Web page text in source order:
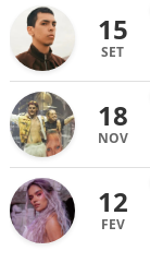
15
SET
18
NOV
12
FEV